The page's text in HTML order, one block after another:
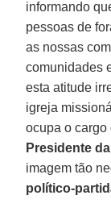
informando
pessoas de
as nossas
comunidades
esta atitude
igreja
ocupa o cargo
Presidente
imagem tão
político-